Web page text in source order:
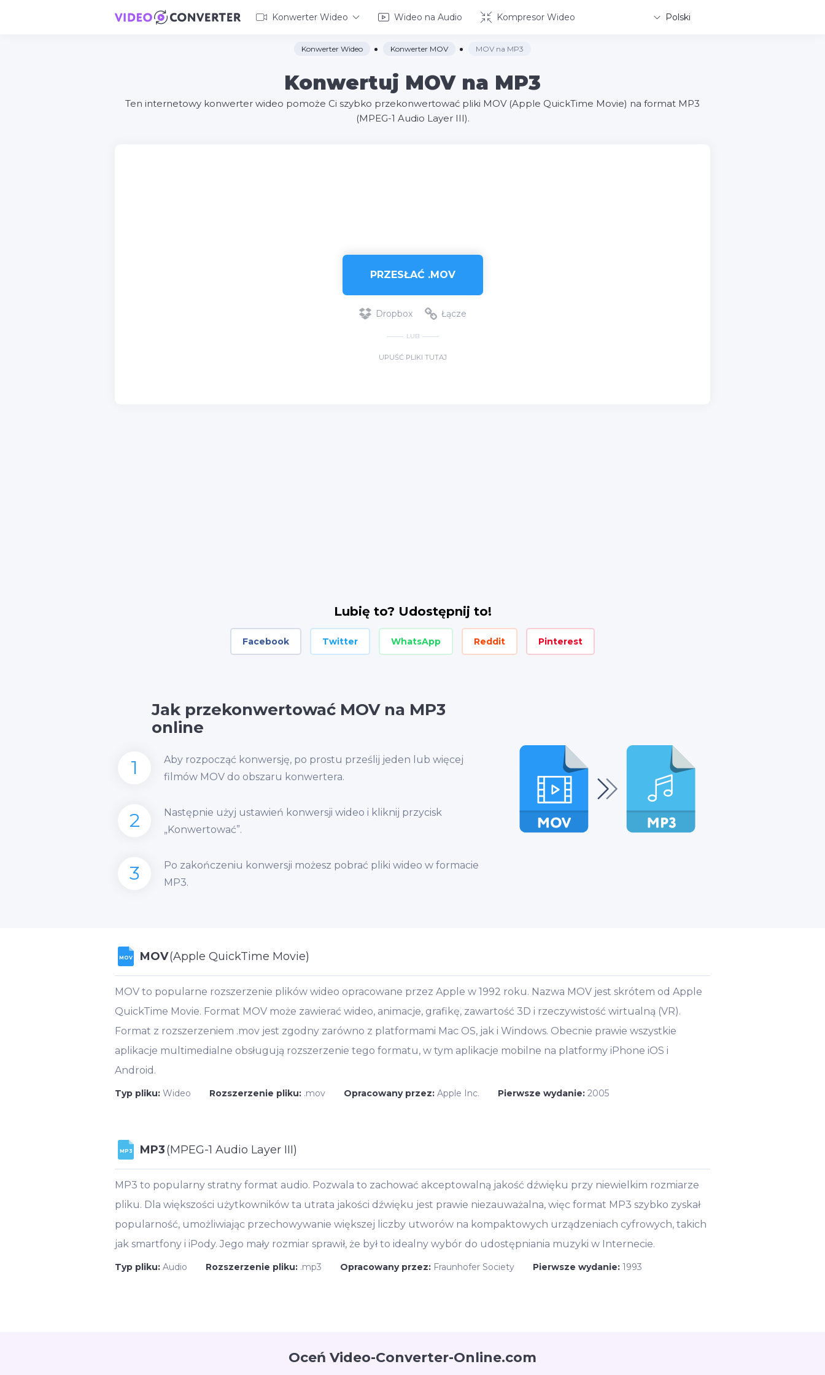
Konwerter Wideo Wideo na Audio Kompresor Wideo Polski
Konwerter Wideo Konwerter MOV MOV na MP3
Konwertuj MOV na MP3
Ten internetowy konwerter wideo pomoże Ci szybko przekonwertować pliki MOV (Apple QuickTime Movie) na format MP3
(MPEG-1 Audio Layer III).
PRZESŁAĆ .MOV
Dropbox Łącze
LUB
UPUŚĆ PLIKI TUTAJ
Lubię to? Udostępnij to!
Facebook Twitter WhatsApp Reddit Pinterest
Jak przekonwertować MOV na MP3
online
1
Aby rozpocząć konwersję, po prostu prześlij jeden lub więcej
filmów MOV do obszaru konwertera.
2
Następnie użyj ustawień konwersji wideo i kliknij przycisk
„Konwertować”.
3
Po zakończeniu konwersji możesz pobrać pliki wideo w formacie
MP3.
MOV MOV(Apple QuickTime Movie)
MOV to popularne rozszerzenie plików wideo opracowane przez Apple w 1992 roku. Nazwa MOV jest skrótem od Apple
QuickTime Movie. Format MOV może zawierać wideo, animacje, grafikę, zawartość 3D i rzeczywistość wirtualną (VR).
Format z rozszerzeniem .mov jest zgodny zarówno z platformami Mac OS, jak i Windows. Obecnie prawie wszystkie
aplikacje multimedialne obsługują rozszerzenie tego formatu, w tym aplikacje mobilne na platformy iPhone iOS i
Android.
Typ pliku: Wideo Rozszerzenie pliku: .mov Opracowany przez: Apple Inc. Pierwsze wydanie: 2005
MP3 MP3(MPEG-1 Audio Layer III)
MP3 to popularny stratny format audio. Pozwala to zachować akceptowalną jakość dźwięku przy niewielkim rozmiarze
pliku. Dla większości użytkowników ta utrata jakości dźwięku jest prawie niezauważalna, więc format MP3 szybko zyskał
popularność, umożliwiając przechowywanie większej liczby utworów na kompaktowych urządzeniach cyfrowych, takich
jak smartfony i iPody. Jego mały rozmiar sprawił, że był to idealny wybór do udostępniania muzyki w Internecie.
Typ pliku: Audio Rozszerzenie pliku: .mp3 Opracowany przez: Fraunhofer Society Pierwsze wydanie: 1993
Oceń Video-Converter-Online.com